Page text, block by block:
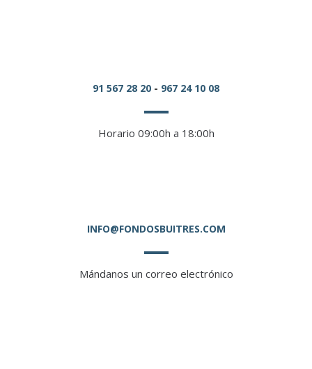
91 567 28 20 - 967 24 10 08
Horario 09:00h a 18:00h
INFO@FONDOSBUITRES.COM
Mándanos un correo electrónico